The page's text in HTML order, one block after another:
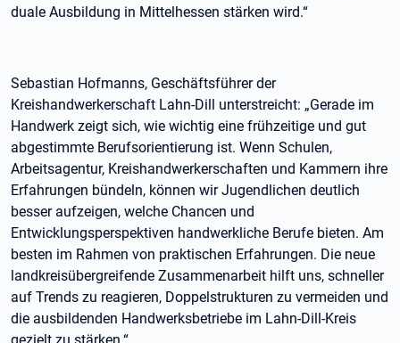
duale Ausbildung in Mittelhessen stärken wird.“
Sebastian Hofmanns, Geschäftsführer der
Kreishandwerkerschaft Lahn-Dill unterstreicht: „Gerade im
Handwerk zeigt sich, wie wichtig eine frühzeitige und gut
abgestimmte Berufsorientierung ist. Wenn Schulen,
Arbeitsagentur, Kreishandwerkerschaften und Kammern ihre
Erfahrungen bündeln, können wir Jugendlichen deutlich
besser aufzeigen, welche Chancen und
Entwicklungsperspektiven handwerkliche Berufe bieten. Am
besten im Rahmen von praktischen Erfahrungen. Die neue
landkreisübergreifende Zusammenarbeit hilft uns, schneller
auf Trends zu reagieren, Doppelstrukturen zu vermeiden und
die ausbildenden Handwerksbetriebe im Lahn-Dill-Kreis